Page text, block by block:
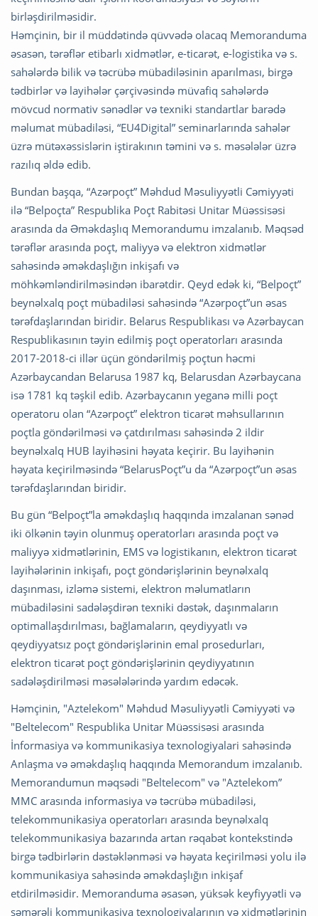
birləşdirilməsidir.
Həmçinin, bir il müddətində qüvvədə olacaq Memoranduma
əsasən, tərəflər etibarlı xidmətlər, e-ticarət, e-logistika və s.
sahələrdə bilik və təcrübə mübadiləsinin aparılması, birgə
tədbirlər və layihələr çərçivəsində müvafiq sahələrdə
mövcud normativ sənədlər və texniki standartlar barədə
məlumat mübadiləsi, “EU4Digital” seminarlarında sahələr
üzrə mütəxəssislərin iştirakının təmini və s. məsələlər üzrə
razılıq əldə edib.
Bundan başqa, “Azərpoçt” Məhdud Məsuliyyətli Cəmiyyəti
ilə “Belpoçta” Respublika Poçt Rabitəsi Unitar Müəssisəsi
arasında da Əməkdaşlıq Memorandumu imzalanıb. Məqsəd
tərəflər arasında poçt, maliyyə və elektron xidmətlər
sahəsində əməkdaşlığın inkişafı və
möhkəmləndirilməsindən ibarətdir. Qeyd edək ki, “Belpoçt”
beynəlxalq poçt mübadiləsi sahəsində “Azərpoçt”un əsas
tərəfdaşlarından biridir. Belarus Respublikası və Azərbaycan
Respublikasının təyin edilmiş poçt operatorları arasında
2017-2018-ci illər üçün göndərilmiş poçtun həcmi
Azərbaycandan Belarusa 1987 kq, Belarusdan Azərbaycana
isə 1781 kq təşkil edib. Azərbaycanın yeganə milli poçt
operatoru olan “Azərpoçt” elektron ticarət məhsullarının
poçtla göndərilməsi və çatdırılması sahəsində 2 ildir
beynəlxalq HUB layihəsini həyata keçirir. Bu layihənin
həyata keçirilməsində “BelarusPoçt”u da “Azərpoçt”un əsas
tərəfdaşlarından biridir.
Bu gün “Belpoçt”la əməkdaşlıq haqqında imzalanan sənəd
iki ölkənin təyin olunmuş operatorları arasında poçt və
maliyyə xidmətlərinin, EMS və logistikanın, elektron ticarət
layihələrinin inkişafı, poçt göndərişlərinin beynəlxalq
daşınması, izləmə sistemi, elektron məlumatların
mübadiləsini sadələşdirən texniki dəstək, daşınmaların
optimallaşdırılması, bağlamaların, qeydiyyatlı və
qeydiyyatsız poçt göndərişlərinin emal prosedurları,
elektron ticarət poçt göndərişlərinin qeydiyyatının
sadələşdirilməsi məsələlərində yardım edəcək.
Həmçinin, "Aztelekom" Məhdud Məsuliyyətli Cəmiyyəti və
"Beltelecom" Respublika Unitar Müəssisəsi arasında
İnformasiya və kommunikasiya texnologiyalari sahəsində
Anlaşma və əməkdaşlıq haqqında Memorandum imzalanıb.
Memorandumun məqsədi "Beltelecom" və "Aztelekom”
MMC arasında informasiya və təcrübə mübadiləsi,
telekommunikasiya operatorları arasında beynəlxalq
telekommunikasiya bazarında artan rəqabət kontekstində
birgə tədbirlərin dəstəklənməsi və həyata keçirilməsi yolu ilə
kommunikasiya sahəsində əməkdaşlığın inkişaf
etdirilməsidir. Memoranduma əsasən, yüksək keyfiyyətli və
səmərəli kommunikasiya texnologiyalarının və xidmətlərinin